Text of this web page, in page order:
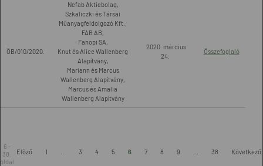
ÖB/010/2020.
Nefab Aktiebolag,
Szkaliczki és Társai
Műanyagfeldolgozó Kft.,
FAB AB,
Fanopi SA,
Knut és Alice Wallenberg
Alapítvány,
Mariann és Marcus
Wallenberg Alapítvány,
Marcus és Amalia
Wallenberg Alapítvány
2020. március
24.
Összefoglaló
6 -
38.
oldal
Előző 1 3 4 5 6 7 8 9 38 Következő